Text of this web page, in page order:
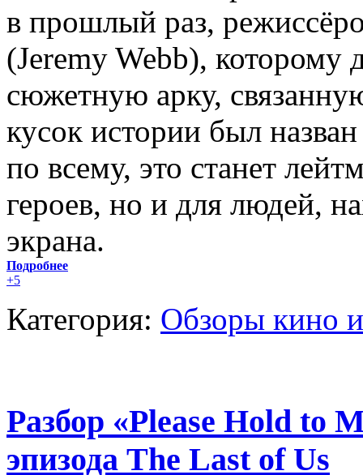
в прошлый раз,
(Jeremy Webb), которому
сюжетную арку,
кусок истории был
по всему, это станет
героев, но и для людей,
экрана.
Подробнее
+5
Категория: Обзоры кино
Разбор «Please Hold to
эпизода The Last of Us